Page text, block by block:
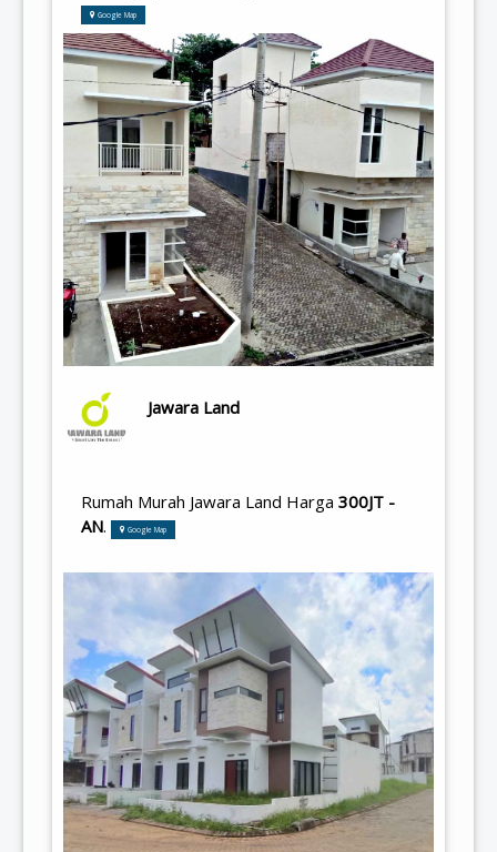
Google Map
Jawara Land
Rumah Murah Jawara Land Harga 300JT -
AN. Google Map